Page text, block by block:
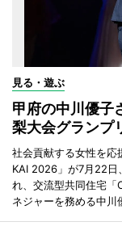
見る・遊ぶ
甲府の中川優子
梨大会グランプ
社会貢献する女性を
KAI 2026」が7月22日
れ、交流型共同住宅「
ネジャーを務める中川